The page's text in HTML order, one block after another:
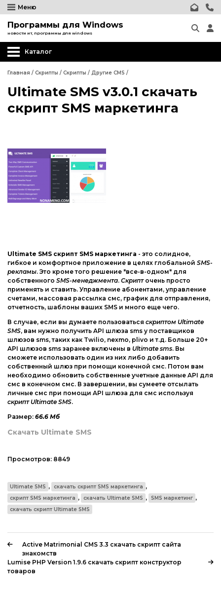
Меню
Программы для Windows
новости ит, программы для windows
Каталог
Wordpress
Joomla
phpBB форум
Главная / Скрипты / Скрипты / Другие CMS /
Ultimate SMS v3.0.1 скачать
скрипт SMS маркетинга
Ultimate SMS скрипт SMS маркетинга - это солидное,
гибкое и комфортное приложение в целях глобальной SMS-
рекламы. Это кроме того решение "все-в-одном" для
собственного SMS-менеджмента. Скрипточень просто
применять и ставить. Управление абонентами, управление
счетами, массовая рассылка смс, график для отправления,
отчетность, шаблоны ваших SMS и много еще чего.
В случае, если вы думаете пользоваться скриптом Ultimate
SMS, вам нужно получить API шлюза sms у поставщиков
шлюзов sms, таких как Twilio, nexmo, plivo и т.д. Больше 20+
API шлюзов sms заранее включены в Ultimate sms. Вы
сможете использовать один из них либо добавить
собственный шлюз при помощи конечной смс. Потом вам
необходимо обновить собственные учетные данные API для
смс в конечном смс. В завершении, вы сумеете отсылать
личные смс при помощи API шлюза для смс используя
скрипт Ultimate SMS.
Размер: 66.6 Мб
Скачать Ultimate SMS
Просмотров: 8849
Ultimate SMS , скачать скрипт SMS маркетинга ,
скрипт SMS маркетинга , скачать Ultimate SMS , SMS маркетинг ,
скачать скрипт Ultimate SMS
Active Matrimonial CMS 3.3 скачать скрипт сайта
знакомств
Lumise PHP Version 1.9.6 скачать скрипт конструктор
товаров
Wordpress
Joomla